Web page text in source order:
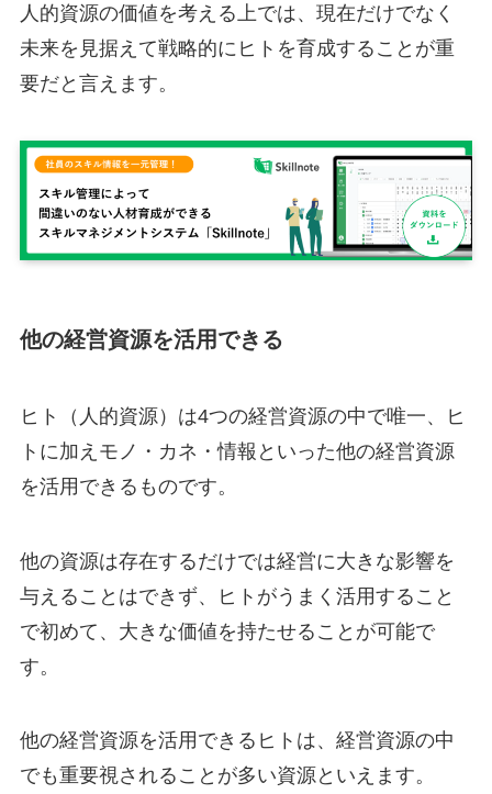
人的資源の価値を考える上では、現在だけでなく
未来を見据えて戦略的にヒトを育成することが重
要だと言えます。
他の経営資源を活用できる
ヒト（人的資源）は4つの経営資源の中で唯一、ヒ
トに加えモノ・カネ・情報といった他の経営資源
を活用できるものです。
他の資源は存在するだけでは経営に大きな影響を
与えることはできず、ヒトがうまく活用すること
で初めて、大きな価値を持たせることが可能で
す。
他の経営資源を活用できるヒトは、経営資源の中
でも重要視されることが多い資源といえます。